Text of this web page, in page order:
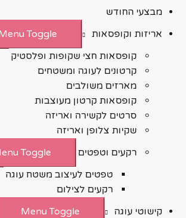
מבצעי החודש
אריזות וקופסאות
Toggle
קופסאות חצי שקופות ופלסטיק
קרטונים לעוגה ומשטחים
מארזים משולבים
קופסאות קרטון מעוצבות
סרטים לקשירה ואריזה
שקיות צלופן ואריזה
רקעים וטפטים
Toggle
טפטים לעיצוב משטח עוגה
רקעים לצילום
קישוטי עוגה
Menu Toggle